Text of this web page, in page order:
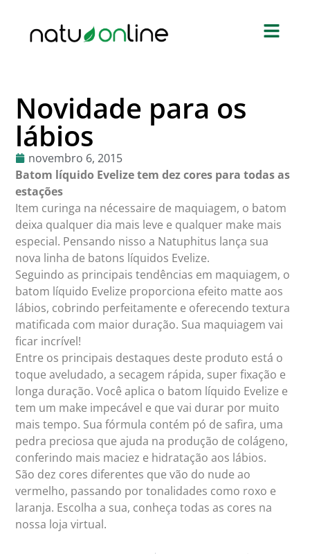
Novidade para os
lábios
novembro 6, 2015
Batom líquido Evelize tem dez cores para todas as
estações
Item curinga na nécessaire de maquiagem, o batom
deixa qualquer dia mais leve e qualquer make mais
especial. Pensando nisso a Natuphitus lança sua
nova linha de batons líquidos Evelize.
Seguindo as principais tendências em maquiagem, o
batom líquido Evelize proporciona efeito matte aos
lábios, cobrindo perfeitamente e oferecendo textura
matificada com maior duração. Sua maquiagem vai
ficar incrível!
Entre os principais destaques deste produto está o
toque aveludado, a secagem rápida, super fixação e
longa duração. Você aplica o batom líquido Evelize e
tem um make impecável e que vai durar por muito
mais tempo. Sua fórmula contém pó de safira, uma
pedra preciosa que ajuda na produção de colágeno,
conferindo mais maciez e hidratação aos lábios.
São dez cores diferentes que vão do nude ao
vermelho, passando por tonalidades como roxo e
laranja. Escolha a sua, conheça todas as cores na
nossa loja virtual.